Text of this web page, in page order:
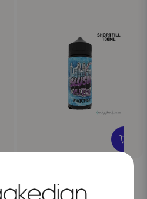
100ml Shortfill